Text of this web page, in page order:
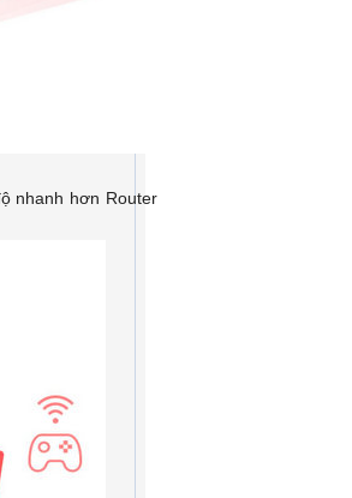
nhanh hơn Router